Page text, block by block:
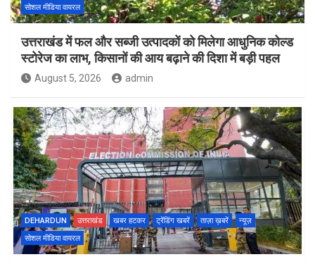
सोशल मीडिया वायरल
उत्तराखंड में फल और सब्जी उत्पादकों को मिलेगा आधुनिक कोल्ड
स्टोरेज का लाभ, किसानों की आय बढ़ाने की दिशा में बड़ी पहल
August 5, 2026 admin
DEHARDUN उत्तराखंड खबर हटकर ट्रेंडिंग खबरें ताज़ा ख़बरें
न्यूज़
सोशल मीडिया वायरल